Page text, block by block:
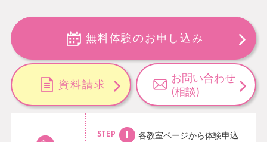
無料体験のお申し込み
資料請求
お問い合わせ
(相談)
STEP 各教室ページから体験申込